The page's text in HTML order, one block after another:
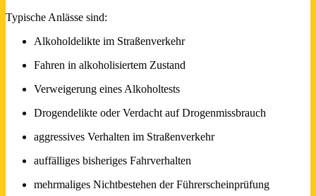
Typische Anlässe sind:
Alkoholdelikte im Straßenverkehr
Fahren in alkoholisiertem Zustand
Verweigerung eines Alkoholtests
Drogendelikte oder Verdacht auf Drogenmissbrauch
aggressives Verhalten im Straßenverkehr
auffälliges bisheriges Fahrverhalten
mehrmaliges Nichtbestehen der Führerscheinprüfung